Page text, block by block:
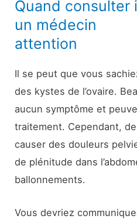
Quand consulter
un médecin
attention
Il se peut que vous
des kystes de l’ovaire.
aucun symptôme et
traitement. Cependant,
causer des douleurs
de plénitude dans
ballonnements.
Vous devriez